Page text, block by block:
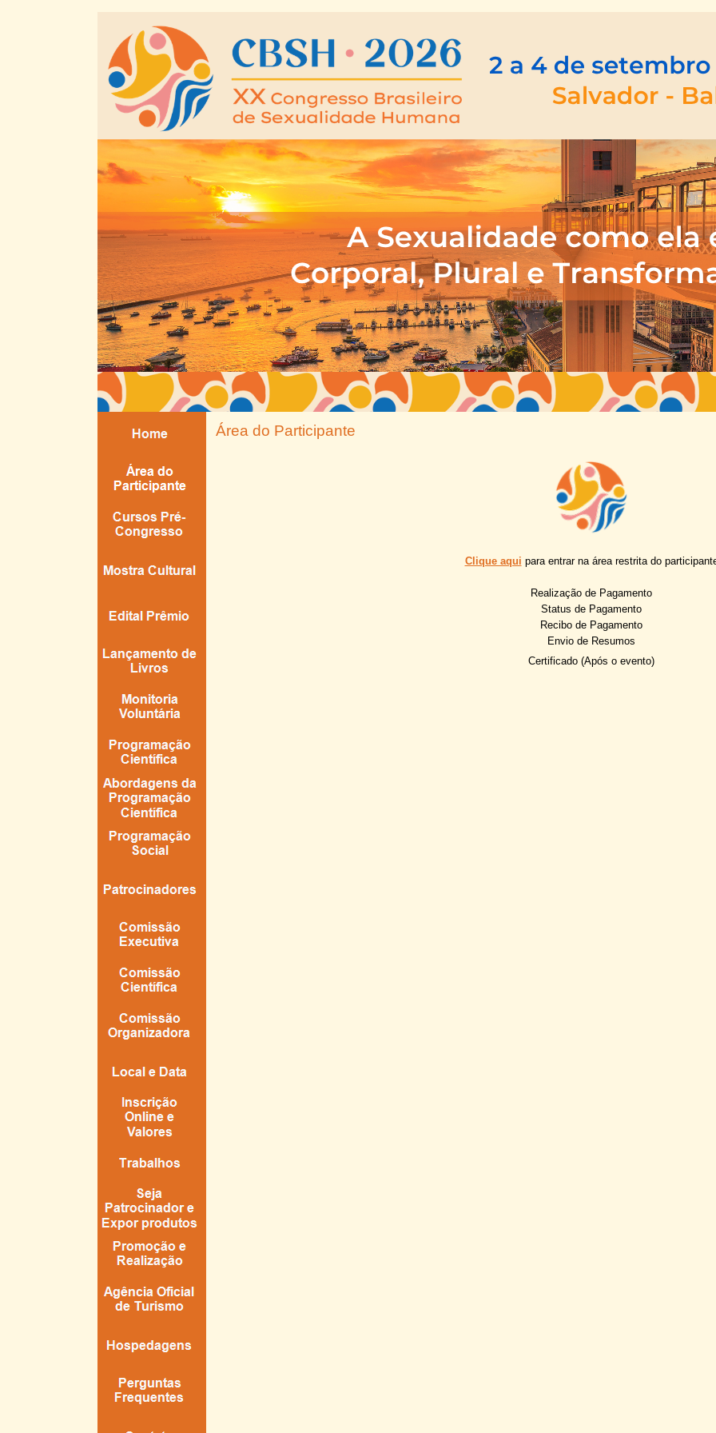
Área do Participante
Clique aqui para entrar na área restrita do
Realização de Pagamento
Status de Pagamento
Recibo de Pagamento
Envio de Resumos
Certificado (Após o evento)